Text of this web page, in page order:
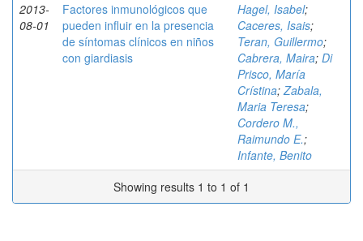
2013-
08-01
Factores inmunológicos que
pueden influir en la presencia
de síntomas clínicos en niños
con giardiasis
Hagel, Isabel;
Caceres, Isais;
Teran, Guillermo;
Cabrera, Maira; Di
Prisco, María
Crístina;Zabala,
Maria Teresa;
Cordero M.,
Raimundo E.;
Infante, Benito
Showing results 1 to 1 of 1